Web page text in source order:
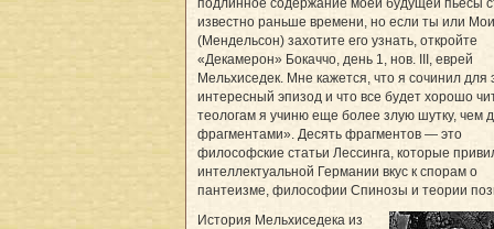
известно раньше времени, но если ты или
(Мендельсон) захотите его узнать, откройте
«Декамерон» Бокаччо, день 1, нов. III, еврей
Мельхиседек. Мне кажется, что я сочинил для
интересный эпизод и что все будет хорошо
теологам я учиню еще более злую шутку, чем
фрагментами». Десять фрагментов — это
философские статьи Лессинга, которые
интеллектуальной Германии вкус к спорам о
пантеизме, философии Спинозы и теории
История Мельхиседека из